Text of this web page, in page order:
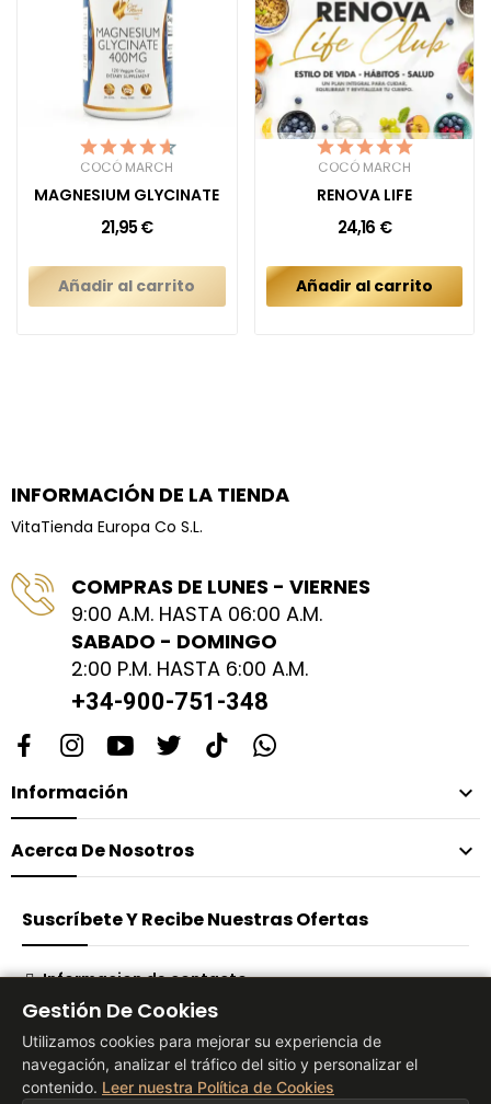
COCÓ MARCH
MAGNESIUM GLYCINATE
21,95 €
Añadir al carrito
COCÓ MARCH
RENOVA LIFE
24,16 €
Añadir al carrito
INFORMACIÓN DE LA TIENDA
VitaTienda Europa Co S.L.
COMPRAS DE LUNES - VIERNES
9:00 A.M. HASTA 06:00 A.M.
SABADO - DOMINGO
2:00 P.M. HASTA 6:00 A.M.
+34-900-751-348
Información 
Acerca De Nosotros 
Suscríbete Y Recibe Nuestras Ofertas
Informacion de contacto
Gestión De Cookies
Utilizamos cookies para mejorar su experiencia de
navegación, analizar el tráfico del sitio y personalizar el
contenido. Leer nuestra Política de Cookies